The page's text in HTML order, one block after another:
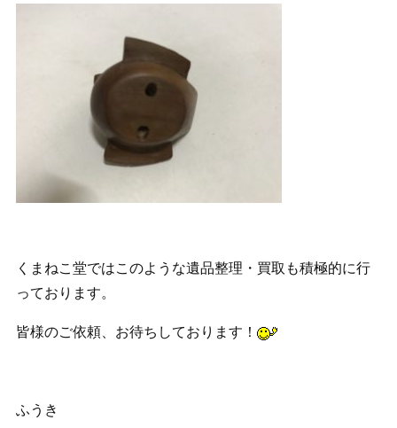
くまねこ堂ではこのような遺品整理・買取も積極的に行
っております。
皆様のご依頼、お待ちしております！
ふうき